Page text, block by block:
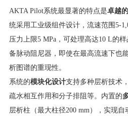
AKTA Pilot系统最显著的特点是卓越
统采用工业级组件设计，流速范围5-
压力上限5 MPa，可处理高达10 L的
备脉动阻尼器，即使在最高流速下也
析图谱的重现性。
系统的模块化设计支持多种层析技术
疏水相互作用和分子排阻等。内置的
层析柱（最大柱径200 mm），实现